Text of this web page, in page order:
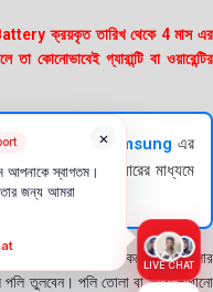
ক্রয়কৃত তারিখ থেকে 4 মাস এর
কোনোভাবেই গ্যারান্টি বা ওয়ারেন্টির
Samsung এর
পরই বিক্রি ও কুরিয়ারের মাধ্যমে
লাগিয়ে চেক করে নিবেন কালার
পলি তুলবেন। পলি তোলা বা আঠা লাগানো
×
আপনাকে স্বাগতম।
জন্য আমরা
LIVE CHAT